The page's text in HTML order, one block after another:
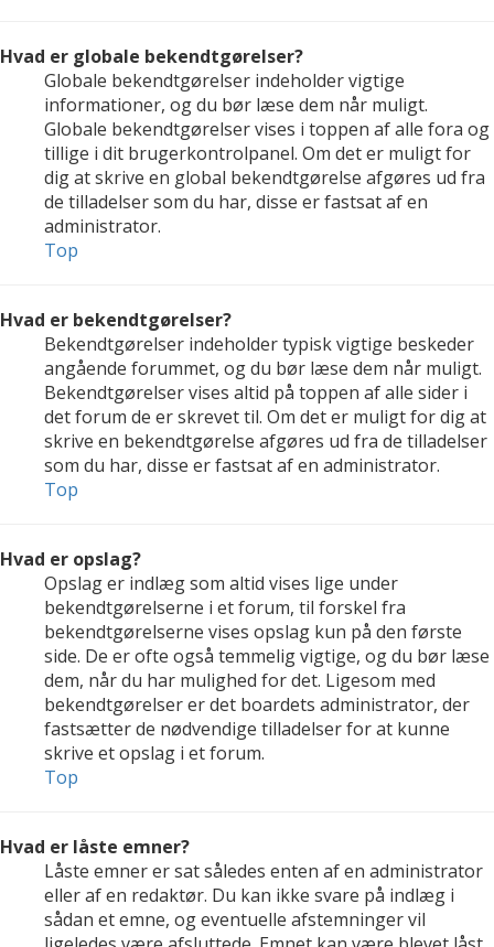
Hvad er globale bekendtgørelser?
Globale bekendtgørelser indeholder vigtige
informationer, og du bør læse dem når muligt.
Globale bekendtgørelser vises i toppen af alle fora og
tillige i dit brugerkontrolpanel. Om det er muligt for
dig at skrive en global bekendtgørelse afgøres ud fra
de tilladelser som du har, disse er fastsat af en
administrator.
Top
Hvad er bekendtgørelser?
Bekendtgørelser indeholder typisk vigtige beskeder
angående forummet, og du bør læse dem når muligt.
Bekendtgørelser vises altid på toppen af alle sider i
det forum de er skrevet til. Om det er muligt for dig at
skrive en bekendtgørelse afgøres ud fra de tilladelser
som du har, disse er fastsat af en administrator.
Top
Hvad er opslag?
Opslag er indlæg som altid vises lige under
bekendtgørelserne i et forum, til forskel fra
bekendtgørelserne vises opslag kun på den første
side. De er ofte også temmelig vigtige, og du bør læse
dem, når du har mulighed for det. Ligesom med
bekendtgørelser er det boardets administrator, der
fastsætter de nødvendige tilladelser for at kunne
skrive et opslag i et forum.
Top
Hvad er låste emner?
Låste emner er sat således enten af en administrator
eller af en redaktør. Du kan ikke svare på indlæg i
sådan et emne, og eventuelle afstemninger vil